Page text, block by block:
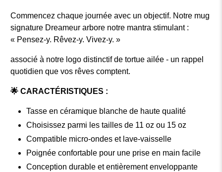
Commencez chaque journée avec un objectif. Notre mug
signature Dreameur arbore notre mantra stimulant :
« Pensez-y. Rêvez-y. Vivez-y. »
associé à notre logo distinctif de tortue ailée - un rappel
quotidien que vos rêves comptent.
🌟 CARACTÉRISTIQUES :
Tasse en céramique blanche de haute qualité
Choisissez parmi les tailles de 11 oz ou 15 oz
Compatible micro-ondes et lave-vaisselle
Poignée confortable pour une prise en main facile
Conception durable et entièrement enveloppante